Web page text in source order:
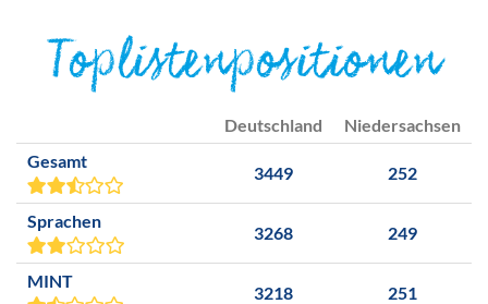
Toplistenpositionen
Deutschland
Niedersachsen
Gesamt
3449 252
Sprachen
3268 249
MINT
3218 251